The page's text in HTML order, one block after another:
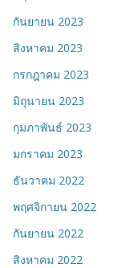
กันยายน 2023
สิงหาคม 2023
กรกฎาคม 2023
มิถุนายน 2023
กุมภาพันธ์ 2023
มกราคม 2023
ธันวาคม 2022
พฤศจิกายน 2022
กันยายน 2022
สิงหาคม 2022